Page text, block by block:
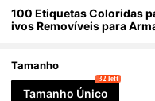
100 Etiquetas Coloridas
ivos Removíveis para
ra, Materiais Escolares,
ara Laptop, Kindle e
Tamanho
Tamanho Único
32 left